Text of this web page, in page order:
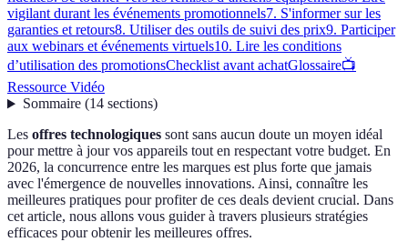
vigilant durant les événements promotionnels7. S'informer sur les
garanties et retours8. Utiliser des outils de suivi des prix9. Participer
aux webinars et événements virtuels10. Lire les conditions
d’utilisation des promotionsChecklist avant achatGlossaire📺
Ressource Vidéo
Sommaire(14 sections)
Les offres technologiques sont sans aucun doute un moyen idéal
pour mettre à jour vos appareils tout en respectant votre budget. En
2026, la concurrence entre les marques est plus forte que jamais
avec l'émergence de nouvelles innovations. Ainsi, connaître les
meilleures pratiques pour profiter de ces deals devient crucial. Dans
cet article, nous allons vous guider à travers plusieurs stratégies
efficaces pour obtenir les meilleures offres.